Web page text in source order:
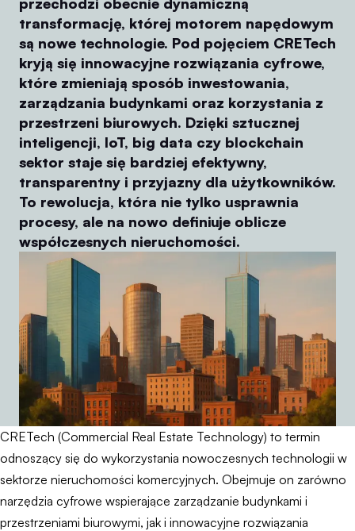
transformację, której motorem napędowym
są nowe technologie. Pod pojęciem CRETech
kryją się innowacyjne rozwiązania cyfrowe,
które zmieniają sposób inwestowania,
zarządzania budynkami oraz korzystania z
przestrzeni biurowych. Dzięki sztucznej
inteligencji, IoT, big data czy blockchain
sektor staje się bardziej efektywny,
transparentny i przyjazny dla użytkowników.
To rewolucja, która nie tylko usprawnia
procesy, ale na nowo definiuje oblicze
współczesnych nieruchomości.
CRETech (Commercial Real Estate Technology) to termin
odnoszący się do wykorzystania nowoczesnych technologii w
sektorze nieruchomości komercyjnych. Obejmuje on zarówno
narzędzia cyfrowe wspierające zarządzanie budynkami i
przestrzeniami biurowymi, jak i innowacyjne rozwiązania